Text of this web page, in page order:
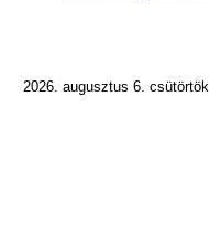
2026. augusztus 6.